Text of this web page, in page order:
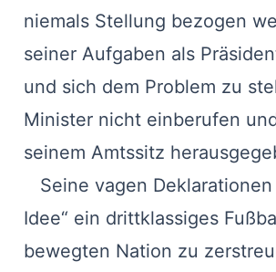
niemals Stellung bezogen
seiner Aufgaben als
und sich dem Problem zu
Minister nicht einberufen
seinem Amtssitz
Seine vagen
Idee“ ein drittklassiges
bewegten Nation zu